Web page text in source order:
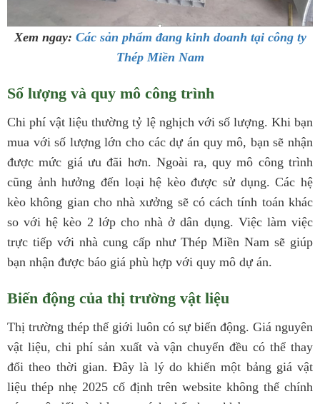
Xem ngay: Các sản phẩm đang kinh doanh tại công ty
Thép Miền Nam
Số lượng và quy mô công trình
Chi phí vật liệu thường tỷ lệ nghịch với số lượng. Khi bạn
mua với số lượng lớn cho các dự án quy mô, bạn sẽ nhận
được mức giá ưu đãi hơn. Ngoài ra, quy mô công trình
cũng ảnh hưởng đến loại hệ kèo được sử dụng. Các hệ
kèo không gian cho nhà xưởng sẽ có cách tính toán khác
so với hệ kèo 2 lớp cho nhà ở dân dụng. Việc làm việc
trực tiếp với nhà cung cấp như Thép Miền Nam sẽ giúp
bạn nhận được báo giá phù hợp với quy mô dự án.
Biến động của thị trường vật liệu
Thị trường thép thế giới luôn có sự biến động. Giá nguyên
vật liệu, chi phí sản xuất và vận chuyển đều có thể thay
đổi theo thời gian. Đây là lý do khiến một bảng giá vật
liệu thép nhẹ 2025 cố định trên website không thể chính